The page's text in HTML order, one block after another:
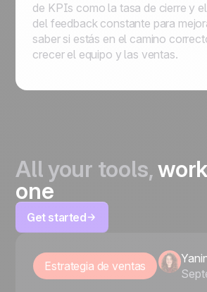
de KPIs como la tasa de cierre y
del feedback constante para
saber si estás en el camino
crecer el equipo y las ventas.
All your tools,
one
Get started
Estrategia de ventas